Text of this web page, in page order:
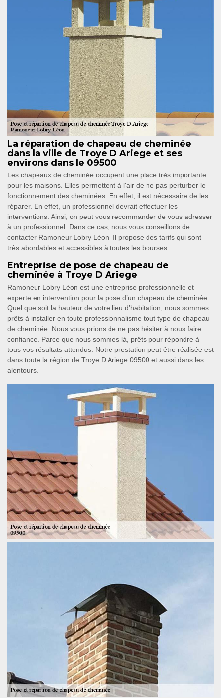
La réparation de chapeau de cheminée
dans la ville de Troye D Ariege et ses
environs dans le 09500
Les chapeaux de cheminée occupent une place très importante
pour les maisons. Elles permettent à l'air de ne pas perturber le
fonctionnement des cheminées. En effet, il est nécessaire de les
réparer. En effet, un professionnel devrait effectuer les
interventions. Ainsi, on peut vous recommander de vous adresser
à un professionnel. Dans ce cas, nous vous conseillons de
contacter Ramoneur Lobry Léon. Il propose des tarifs qui sont
très abordables et accessibles à toutes les bourses.
Entreprise de pose de chapeau de
cheminée à Troye D Ariege
Ramoneur Lobry Léon est une entreprise professionnelle et
experte en intervention pour la pose d’un chapeau de cheminée.
Quel que soit la hauteur de votre lieu d’habitation, nous sommes
prêts à installer en toute professionnalisme tout type de chapeau
de cheminée. Nous vous prions de ne pas hésiter à nous faire
confiance. Parce que nous sommes là, prêts pour répondre à
tous vos résultats attendus. Notre prestation peut être réalisée est
dans toute la région de Troye D Ariege 09500 et aussi dans les
alentours.